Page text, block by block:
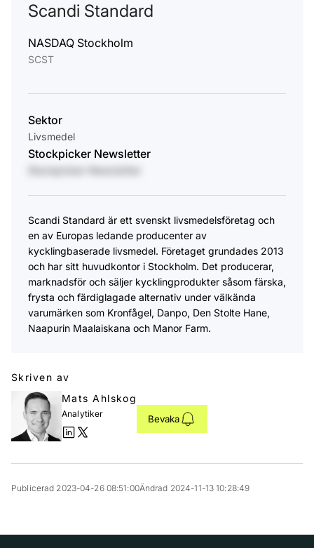
Scandi Standard
NASDAQ Stockholm
SCST
Sektor
Livsmedel
Stockpicker Newsletter
Scandi Standard är ett svenskt livsmedelsföretag och
en av Europas ledande producenter av
kycklingbaserade livsmedel. Företaget grundades 2013
och har sitt huvudkontor i Stockholm. Det producerar,
marknadsför och säljer kycklingprodukter såsom färska,
frysta och färdiglagade alternativ under välkända
varumärken som Kronfågel, Danpo, Den Stolte Hane,
Naapurin Maalaiskana och Manor Farm.
Skriven av
Mats Ahlskog
Analytiker Bevaka
Publicerad 2023-04-26 08:51:00Ändrad 2024-11-13 10:28:49